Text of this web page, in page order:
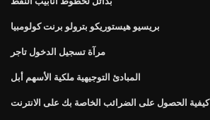
بريسيو هيستوريكو بترولو برنت كولومبيا
مرآة تسجيل الدخول تاجر
المبادئ التوجيهية ملكية الأسهم أبل
كيفية الحصول على الضرائب الخاصة بك على الانترنت